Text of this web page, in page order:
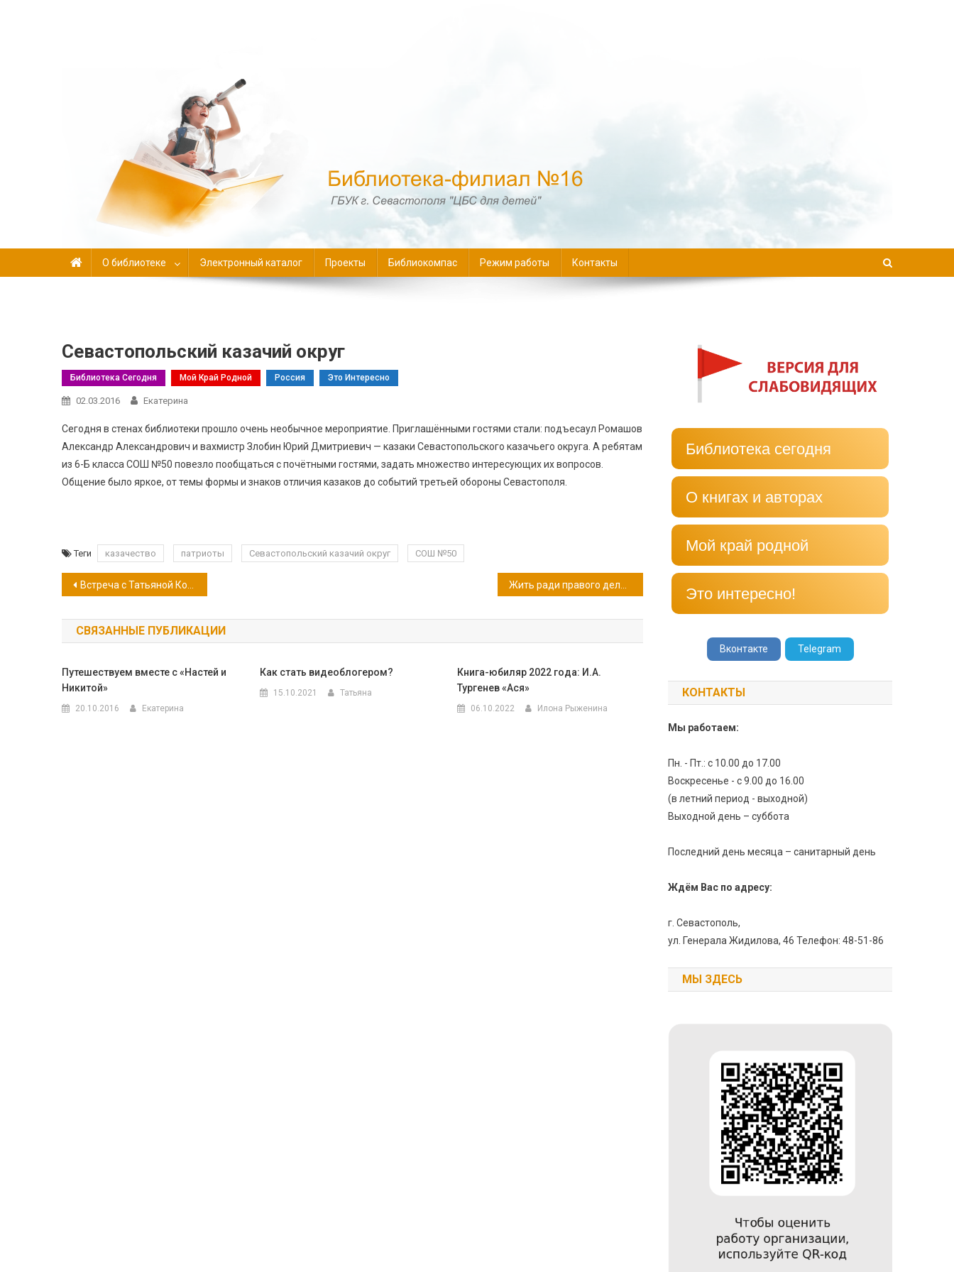
О библиотеке Электронный каталог Проекты Библиокомпас Режим работы Контакты
Севастопольский казачий округ
Библиотека Сегодня Мой Край Родной Россия Это Интересно
02.03.2016 Екатерина
Сегодня в стенах библиотеки прошло очень необычное мероприятие. Приглашёнными гостями стали: подъесаул Ромашов
Александр Александрович и вахмистр Злобин Юрий Дмитриевич — казаки Севастопольского казачьего округа. А ребятам
из 6-Б класса СОШ №50 повезло пообщаться с почётными гостями, задать множество интересующих их вопросов.
Общение было яркое, от темы формы и знаков отличия казаков до событий третьей обороны Севастополя.
Теги казачество патриоты Севастопольский казачий округ СОШ №50
Навигация
по
записям
Встреча с Татьяной Корниенко
СВЯЗАННЫЕ ПУБЛИКАЦИИ
Путешествуем вместе с «Настей и
Никитой»
20.10.2016 Екатерина
Как стать видеоблогером?
15.10.2021 Татьяна
Книга-юбиляр 2022 года: И.А.
Тургенев «Ася»
06.10.2022 Илона Рыженина
Библиотека сегодня
О книгах и авторах
Мой край родной
Это интересно!
Вконтакте Telegram
КОНТАКТЫ
Мы работаем:
Пн. - Пт.: с 10.00 до 17.00
Воскресенье - с 9.00 до 16.00
(в летний период - выходной)
Выходной день – суббота
Последний день месяца – санитарный день
Ждём Вас по адресу:
г. Севастополь,
ул. Генерала Жидилова, 46 Телефон: 48-51-86
МЫ ЗДЕСЬ